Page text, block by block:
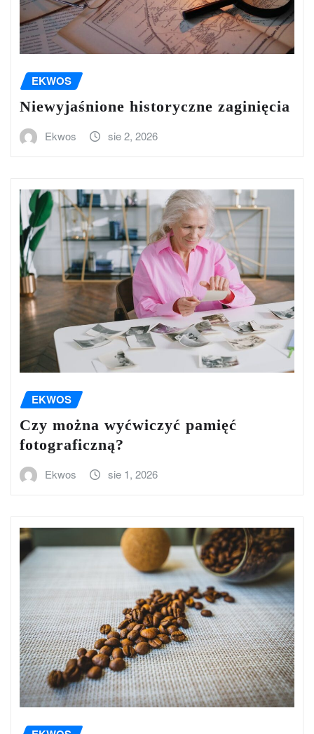
EKWOS
Niewyjaśnione historyczne zaginięcia
Ekwos sie 2, 2026
EKWOS
Czy można wyćwiczyć pamięć
fotograficzną?
Ekwos sie 1, 2026